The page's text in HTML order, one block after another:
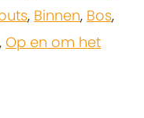
, Binnen, Bos,
, Op en om het